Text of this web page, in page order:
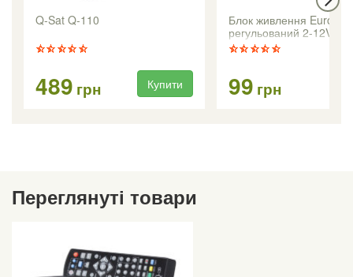
Q-Sat Q-110
489 грн Купити
Блок живлення Eurosky
регульований 2-12V
99 грн
Переглянуті товари